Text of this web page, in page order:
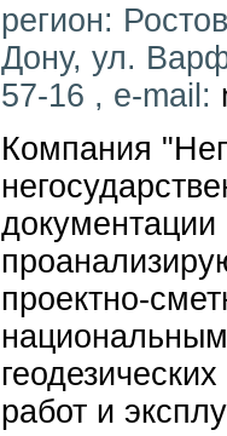
регион:
Дону, ул.
57-16 , e-mail:
Компания
проектно-
работ и